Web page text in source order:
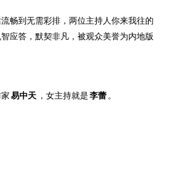
畅到无需彩排，两位主持人你来我往的
应答，默契非凡，被观众美誉为内地版
易中天 ，女主持就是李蕾 。